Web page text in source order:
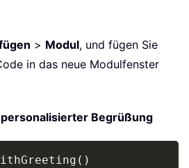
> Modul, und fügen Sie
in das neue Modulfenster
Begrüßung
( )